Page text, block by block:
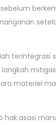
terintegrasi
materiel
hak asasi